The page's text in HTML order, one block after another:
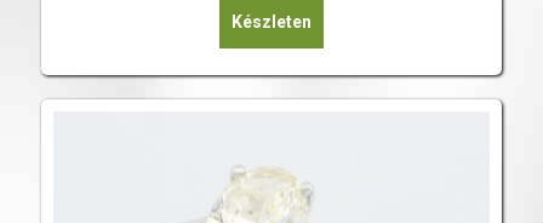
Készleten